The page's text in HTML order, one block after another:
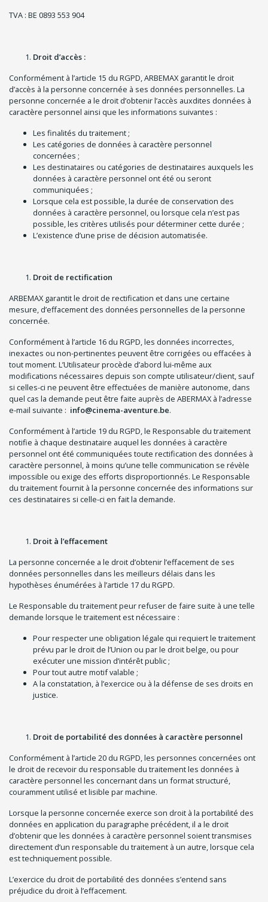
TVA : BE 0893 553 904
Droit d’accès :
Conformément à l’article 15 du RGPD, ARBEMAX garantit le droit
d’accès à la personne concernée à ses données personnelles. La
personne concernée a le droit d’obtenir l’accès auxdites données à
caractère personnel ainsi que les informations suivantes :
Les finalités du traitement ;
Les catégories de données à caractère personnel
concernées ;
Les destinataires ou catégories de destinataires auxquels les
données à caractère personnel ont été ou seront
communiquées ;
Lorsque cela est possible, la durée de conservation des
données à caractère personnel, ou lorsque cela n’est pas
possible, les critères utilisés pour déterminer cette durée ;
L’existence d’une prise de décision automatisée.
Droit de rectification
ARBEMAX garantit le droit de rectification et dans une certaine
mesure, d’effacement des données personnelles de la personne
concernée.
Conformément à l’article 16 du RGPD, les données incorrectes,
inexactes ou non-pertinentes peuvent être corrigées ou effacées à
tout moment. L’Utilisateur procède d’abord lui-même aux
modifications nécessaires depuis son compte utilisateur/client, sauf
si celles-ci ne peuvent être effectuées de manière autonome, dans
quel cas la demande peut être faite auprès de ABERMAX à l’adresse
e-mail suivante : info@cinema-aventure.be.
Conformément à l’article 19 du RGPD, le Responsable du traitement
notifie à chaque destinataire auquel les données à caractère
personnel ont été communiquées toute rectification des données à
caractère personnel, à moins qu’une telle communication se révèle
impossible ou exige des efforts disproportionnés. Le Responsable
du traitement fournit à la personne concernée des informations sur
ces destinataires si celle-ci en fait la demande.
Droit à l’effacement
La personne concernée a le droit d’obtenir l’effacement de ses
données personnelles dans les meilleurs délais dans les
hypothèses énumérées à l’article 17 du RGPD.
Le Responsable du traitement peur refuser de faire suite à une telle
demande lorsque le traitement est nécessaire :
Pour respecter une obligation légale qui requiert le traitement
prévu par le droit de l’Union ou par le droit belge, ou pour
exécuter une mission d’intérêt public ;
Pour tout autre motif valable ;
A la constatation, à l’exercice ou à la défense de ses droits en
justice.
Droit de portabilité des données à caractère personnel
Conformément à l’article 20 du RGPD, les personnes concernées ont
le droit de recevoir du responsable du traitement les données à
caractère personnel les concernant dans un format structuré,
couramment utilisé et lisible par machine.
Lorsque la personne concernée exerce son droit à la portabilité des
données en application du paragraphe précédent, il a le droit
d’obtenir que les données à caractère personnel soient transmises
directement d’un responsable du traitement à un autre, lorsque cela
est techniquement possible.
L’exercice du droit de portabilité des données s’entend sans
préjudice du droit à l’effacement.